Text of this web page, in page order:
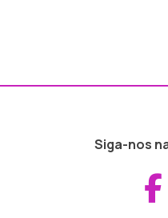
Siga-nos